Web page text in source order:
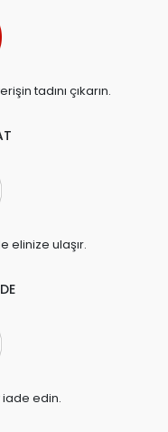
tadını çıkarın.
elinize ulaşır.
iade edin.